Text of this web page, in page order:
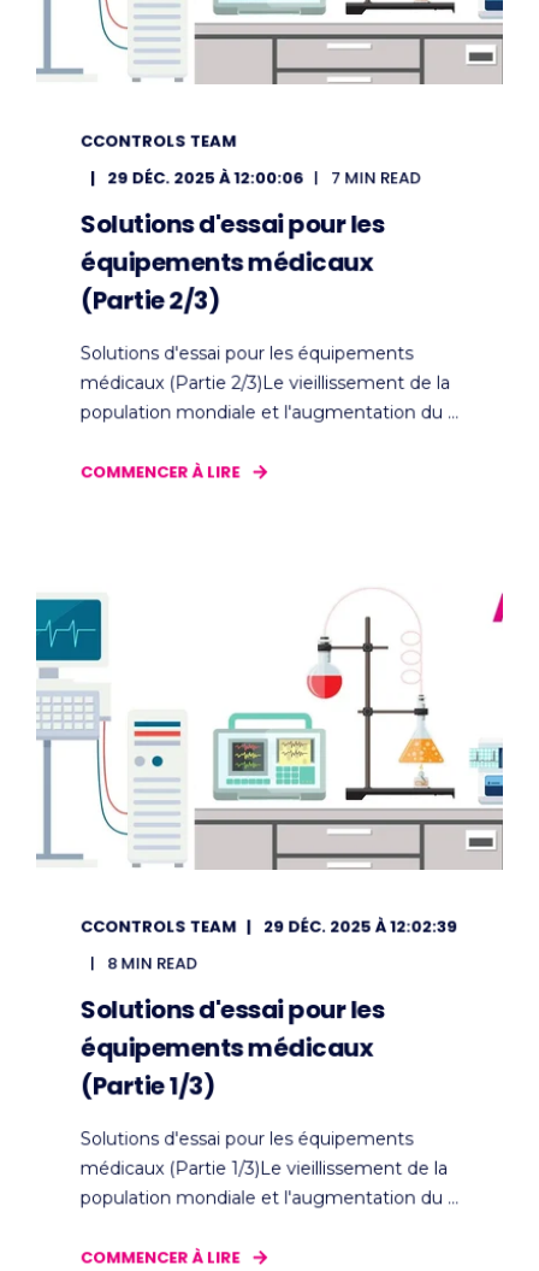
CCONTROLS TEAM
29 DÉC. 2025 À 12:00:06
7 MIN READ
Solutions d'essai pour les
équipements médicaux
(Partie 2/3)
Solutions d'essai pour les équipements
médicaux (Partie 2/3)Le vieillissement de la
population mondiale et l'augmentation du ...
COMMENCER À LIRE
CCONTROLS TEAM
29 DÉC. 2025 À 12:02:39
8 MIN READ
Solutions d'essai pour les
équipements médicaux
(Partie 1/3)
Solutions d'essai pour les équipements
médicaux (Partie 1/3)Le vieillissement de la
population mondiale et l'augmentation du ...
COMMENCER À LIRE